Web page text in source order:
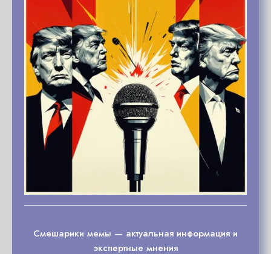
Смешарики мемы — актуальная информация и
экспертные мнения